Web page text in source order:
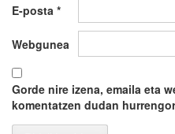
E-posta *
Webgunea
Gorde nire izena, emaila eta
komentatzen dudan